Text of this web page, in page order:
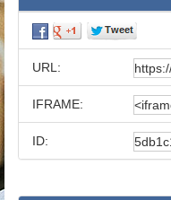
URL:
IFRAME:
ID: